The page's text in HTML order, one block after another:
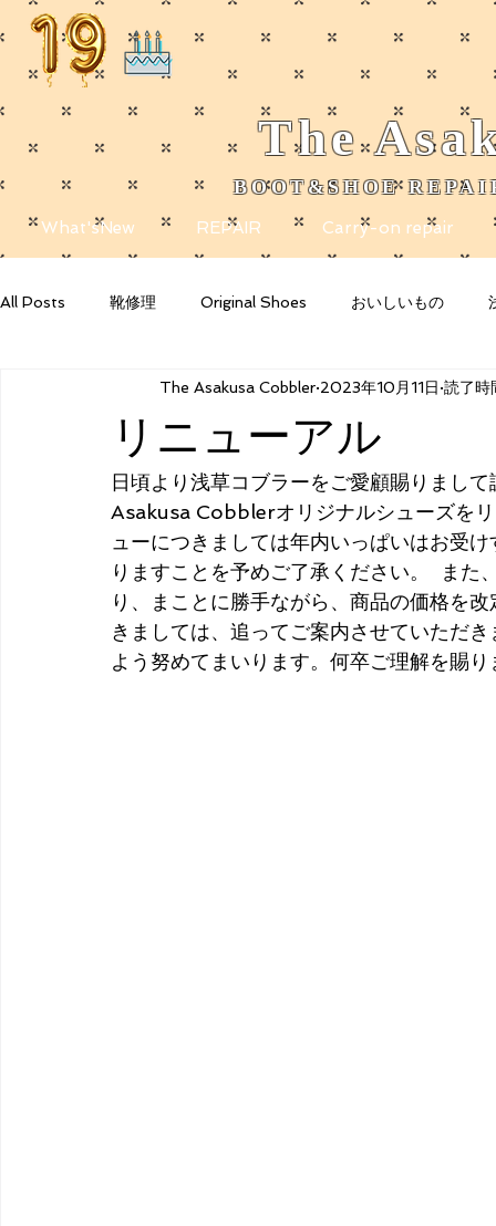
The
​BOOT&SHOE
What'sNew REPAIR Carry-on repair
All Posts 靴修理 Original Shoes おいしいもの
Your Community Blogging Tips
リニューアル
The Asakusa Cobbler 2023年10月11日 読了時
日頃より浅草コブラーをご愛顧賜りまし
Asakusa Cobblerオリジナルシューズを
ューにつきましては年内いっぱいはお受
りますことを予めご了承ください。  また
り、まことに勝手ながら、商品の価格を
きましては、追ってご案内させていただ
よう努めてまいります。何卒ご理解を賜